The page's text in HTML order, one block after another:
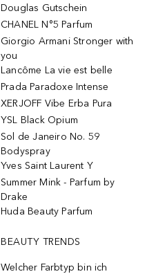
Douglas Gutschein
CHANEL N°5 Parfum
Giorgio Armani Stronger with
you
Lancôme La vie est belle
Prada Paradoxe Intense
XERJOFF Vibe Erba Pura
YSL Black Opium
Sol de Janeiro No. 59
Bodyspray
Yves Saint Laurent Y
Summer Mink - Parfum by
Drake
Huda Beauty Parfum
BEAUTY TRENDS
Welcher Farbtyp bin ich